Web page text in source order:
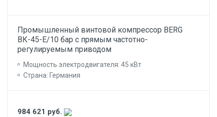
Промышленный винтовой компрессор BERG
ВК-45-E/10 бар с прямым частотно-
регулируемым приводом
Мощность электродвигателя: 45 кВт
Страна: Германия
984 621 руб.